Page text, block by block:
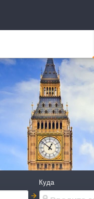
Куда